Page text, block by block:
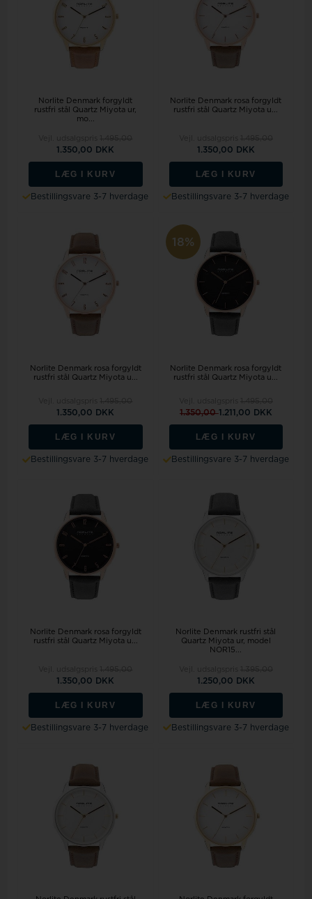
Norlite Denmark forgyldt
rustfri stål Quartz Miyota ur,
mo...
1.350,00 DKK
LÆG I KURV
Bestillingsvare 3-7 hverdage
Norlite Denmark rosa forgyldt
rustfri stål Quartz Miyota u...
1.350,00 DKK
LÆG I KURV
Bestillingsvare 3-7 hverdage
Norlite Denmark rosa forgyldt
rustfri stål Quartz Miyota u...
1.350,00 DKK
LÆG I KURV
Bestillingsvare 3-7 hverdage
18%
Norlite Denmark rosa forgyldt
rustfri stål Quartz Miyota u...
1.350,001.211,00 DKK
LÆG I KURV
Bestillingsvare 3-7 hverdage
Norlite Denmark rosa forgyldt
rustfri stål Quartz Miyota u...
1.350,00 DKK
LÆG I KURV
Bestillingsvare 3-7 hverdage
Norlite Denmark rustfri stål
Quartz Miyota ur, model
NOR15...
1.250,00 DKK
LÆG I KURV
Bestillingsvare 3-7 hverdage